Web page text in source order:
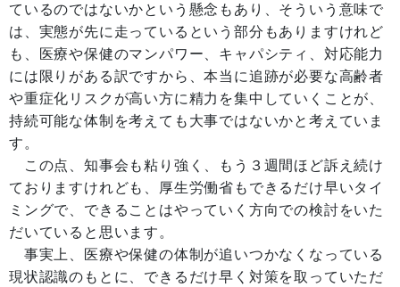
ているのではないかという懸念もあり、そういう意味で
は、実態が先に走っているという部分もありますけれど
も、医療や保健のマンパワー、キャパシティ、対応能力
には限りがある訳ですから、本当に追跡が必要な高齢者
や重症化リスクが高い方に精力を集中していくことが、
持続可能な体制を考えても大事ではないかと考えていま
す。
この点、知事会も粘り強く、もう３週間ほど訴え続け
ておりますけれども、厚生労働省もできるだけ早いタイ
ミングで、できることはやっていく方向での検討をいた
だいていると思います。
事実上、医療や保健の体制が追いつかなくなっている
現状認識のもとに、できるだけ早く対策を取っていただ